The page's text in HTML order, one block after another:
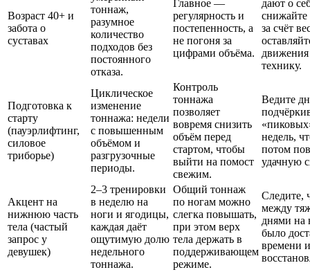
Возраст 40+ и
забота о
суставах
тоннаж,
разумное
количество
подходов без
постоянного
отказа.
Главное —
регулярность и
постепенность, а
не погоня за
цифрами объёма.
дают о
за счёт
технику.
Подготовка к
старту
(пауэрлифтинг,
силовое
триборье)
Циклическое
изменение
тоннажа: недели
с повышенным
объёмом и
разгрузочные
периоды.
Контроль
тоннажа
позволяет
вовремя снизить
объём перед
стартом, чтобы
выйти на помост
свежим.
Ведите
недель,
потом
удачную
Акцент на
нижнюю часть
тела (частый
запрос у
девушек)
2–3 тренировки
в неделю на
ноги и ягодицы,
каждая даёт
ощутимую долю
недельного
тоннажа.
Общий тоннаж
по ногам можно
слегка повышать,
при этом верх
тела держать в
поддерживающем
режиме.
Следите,
между
днями на
было
времени